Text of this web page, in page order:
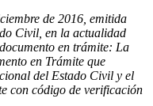
de 2016, emitida
Civil, en la actualidad
en trámite: La
en Trámite que
del Estado Civil y el
con código de verificación